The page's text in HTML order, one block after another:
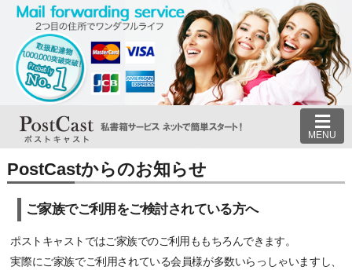
MENU
PostCastからのお知らせ
ご家族でご利用をご検討されている方へ
ポストキャストではご家族でのご利用ももちろんできます。
実際にご家族でご利用されている会員様が多数いらっしゃいますし、